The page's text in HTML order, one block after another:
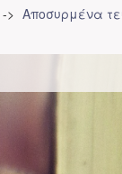
Αποσυρμένα